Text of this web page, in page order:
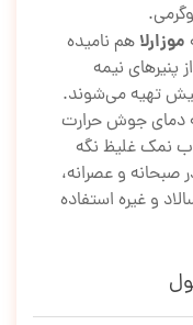
موزارلا هم نامیده
پنیرهای نیمه
تهیه می‌شوند.
به دمای جوش حرارت
نمک غلیظ نگه
صبحانه و عصرانه،
و غیره استفاده